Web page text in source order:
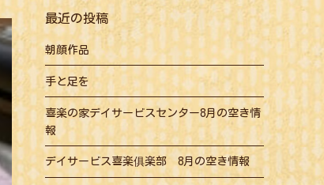
最近の投稿
朝顔作品
手と足を
喜楽の家デイサービスセンター8月の空き情
報
デイサービス喜楽俱楽部 8月の空き情報